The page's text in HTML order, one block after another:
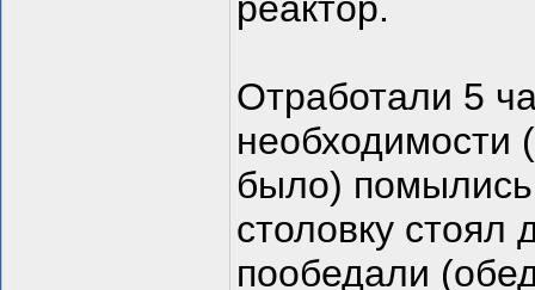
Отработали 5
необходимости
было) помылись
столовку стоял
пообедали